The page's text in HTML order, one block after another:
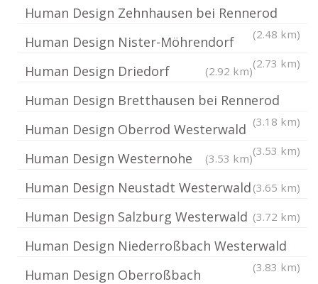
Human Design Zehnhausen bei Rennerod
(2.48 km)
Human Design Nister-Möhrendorf
(2.73 km)
Human Design Driedorf (2.92 km)
Human Design Bretthausen bei Rennerod
(3.18 km)
Human Design Oberrod Westerwald
(3.53 km)
Human Design Westernohe (3.53 km)
Human Design Neustadt Westerwald (3.65 km)
Human Design Salzburg Westerwald (3.72 km)
Human Design Niederroßbach Westerwald
(3.83 km)
Human Design Oberroßbach